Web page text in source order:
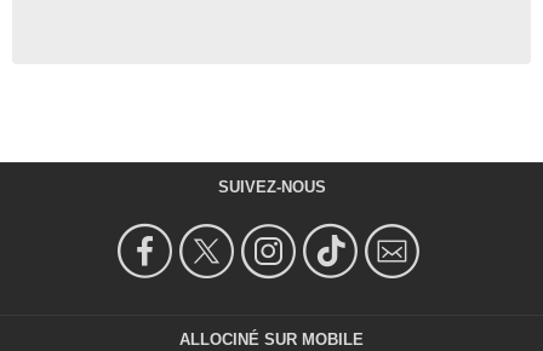
SUIVEZ-NOUS
ALLOCINÉ SUR MOBILE